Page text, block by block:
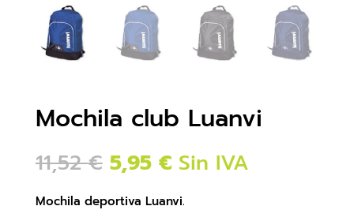
Mochila club Luanvi
11,52€ El
precio
original
era:
5,95 €El
precio
actual
es:
Sin IVA
Mochila deportiva Luanvi.